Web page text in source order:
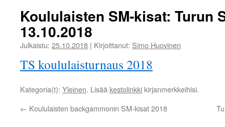
Koululaisten SM-kisat: Turun
13.10.2018
Julkaistu: 25.10.2018 | Kirjoittanut: Simo Huovinen
TS koululaisturnaus 2018
Kategoria(t): Yleinen. Lisää kestolinkki kirjanmerkkeihisi.
← Koululaisten backgammonin SM-kisat 2018